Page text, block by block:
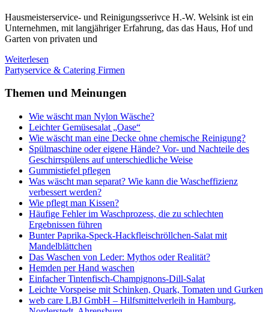
Hausmeisterservice- und Reinigungsserivce H.-W. Welsink ist ein
Unternehmen, mit langjähriger Erfahrung, das das Haus, Hof und
Garten von privaten und
Weiterlesen
Partyservice & Catering Firmen
Themen und Meinungen
Wie wäscht man Nylon Wäsche?
Leichter Gemüsesalat „Oase“
Wie wäscht man eine Decke ohne chemische Reinigung?
Spülmaschine oder eigene Hände? Vor- und Nachteile des
Geschirrspülens auf unterschiedliche Weise
Gummistiefel pflegen
Was wäscht man separat? Wie kann die Wascheffizienz
verbessert werden?
Wie pflegt man Kissen?
Häufige Fehler im Waschprozess, die zu schlechten
Ergebnissen führen
Bunter Paprika-Speck-Hackfleischröllchen-Salat mit
Mandelblättchen
Das Waschen von Leder: Mythos oder Realität?
Hemden per Hand waschen
Einfacher Tintenfisch-Champignons-Dill-Salat
Leichte Vorspeise mit Schinken, Quark, Tomaten und Gurken
web care LBJ GmbH – Hilfsmittelverleih in Hamburg,